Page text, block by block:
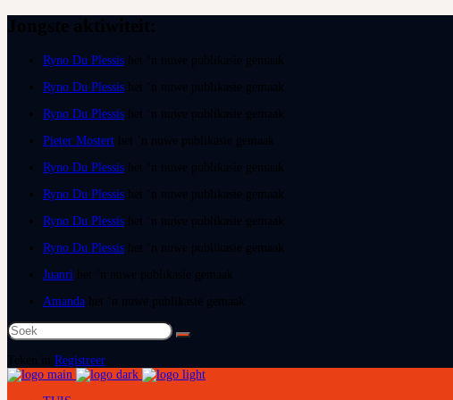
Ryno Du Plessis
Ryno Du Plessis
Ryno Du Plessis
Pieter Mostert
Ryno Du Plessis
Ryno Du Plessis
Ryno Du Plessis
Ryno Du Plessis
Juanri
Amanda
Soek
na:
Registreer